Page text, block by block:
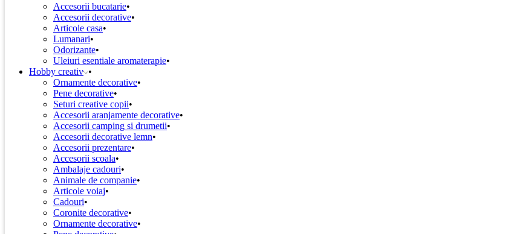
Accesorii bucatarie
Accesorii decorative
Articole casa
Lumanari
Odorizante
Uleiuri esentiale aromaterapie
Hobby creativ
Ornamente decorative
Pene decorative
Seturi creative copii
Accesorii aranjamente decorative
Accesorii camping si drumetii
Accesorii decorative lemn
Accesorii prezentare
Accesorii scoala
Ambalaje cadouri
Animale de companie
Articole voiaj
Cadouri
Coronite decorative
Ornamente decorative